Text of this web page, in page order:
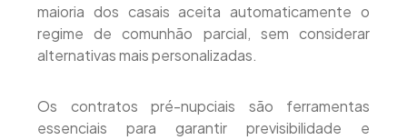
maioria dos casais aceita automaticamente o
regime de comunhão parcial, sem considerar
alternativas mais personalizadas.
Os contratos pré-nupciais são ferramentas
essenciais para garantir previsibilidade e